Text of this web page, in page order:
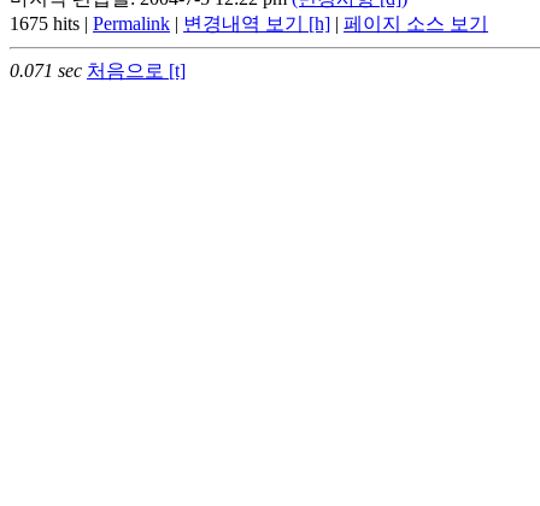
1675 hits | Permalink | 변경내역 보기 [h] | 페이지 소스 보기
0.071 sec 처음으로 [t]